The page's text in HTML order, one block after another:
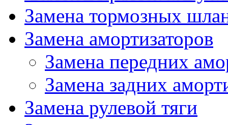
Замена тормозных
Замена амортизаторов
Замена передних
Замена задних
Замена рулевой тяги